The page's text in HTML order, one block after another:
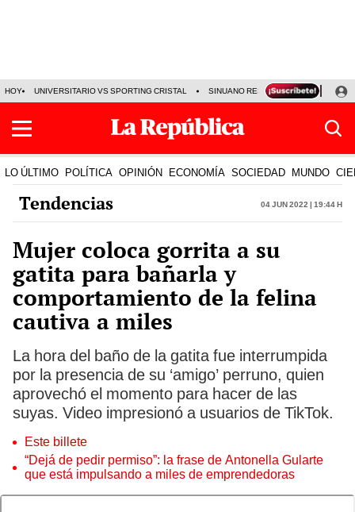
HOY UNIVERSITARIO VS SPORTING CRISTAL SINUANO RESULTADOS HOY
LO ÚLTIMO POLÍTICA OPINIÓN ECONOMÍA SOCIEDAD MUNDO
Tendencias 04 Jun 2022 | 19:44 h
Mujer coloca gorrita a su
gatita para bañarla y
comportamiento de la felina
cautiva a miles
La hora del baño de la gatita fue interrumpida
por la presencia de su ‘amigo’ perruno, quien
aprovechó el momento para hacer de las
suyas. Video impresionó a usuarios de TikTok.
Este billete
“Dejá de pedir permiso”: la frase de Antonella Gularte
que está impulsando a miles de emprendedoras